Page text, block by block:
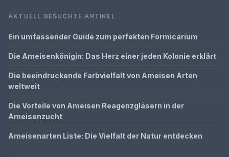
AKTUELL BESUCHTE ARTIKEL
Ein umfassender Guide zum perfekten Formicarium
Die Ameisenkönigin: Das Herz einer jeden Kolonie erklärt
Die beeindruckende Farbvielfalt von Ameisen Arten
weltweit
Die Vorteile von Ameisen Reagenzgläsern in der
Ameisenzucht
Ameisenarten Liste: Die Vielfalt der Natur entdecken